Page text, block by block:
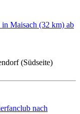
Maisach (32 km) ab
(Südseite)
nach